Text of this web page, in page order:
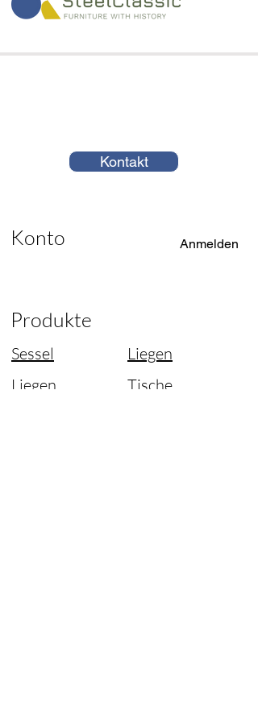
Kontakt
Konto Anmelden
Produkte
Sessel
Liegen
Liegen
Tische